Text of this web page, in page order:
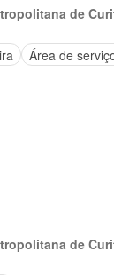
de
Área de
de